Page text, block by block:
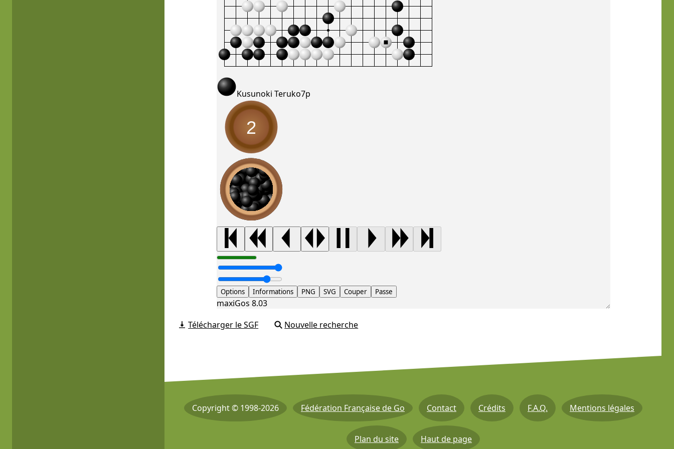
Kusunoki Teruko7p
2
Options Informations PNG SVG Couper Passe
maxiGos 8.03
Télécharger le SGF
Nouvelle recherche
Copyright © 1998-2026 Fédération Française de Go Contact Crédits F.A.Q. Mentions légales
Plan du site Haut de page